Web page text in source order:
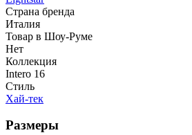
Страна бренда
Италия
Товар в Шоу-Руме
Нет
Коллекция
Intero 16
Стиль
Хай-тек
Размеры